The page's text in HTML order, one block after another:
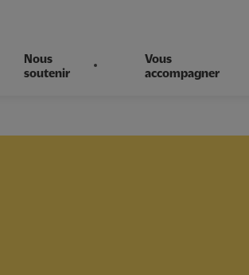
Nous
soutenir
Vous
accompagner